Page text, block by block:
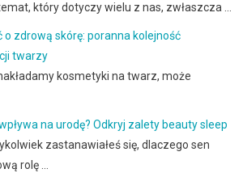
który dotyczy wielu z nas, zwłaszcza …
o zdrową skórę: poranna kolejność
twarzy
kosmetyki na twarz, może
na urodę? Odkryj zalety beauty sleep
zastanawiałeś się, dlaczego sen
rolę …